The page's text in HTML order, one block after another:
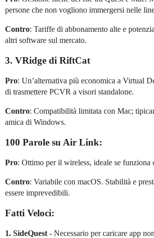
persone che non vogliono immergersi nelle
Contro: Tariffe di abbonamento alte e
altri software sul mercato.
3. VRidge di RiftCat
Pro: Un’alternativa più economica a Virtual
di trasmettere PCVR a visori standalone.
Contro: Compatibilità limitata con Mac;
amica di Windows.
100 Parole su Air Link:
Pro: Ottimo per il wireless, ideale se funziona
Contro: Variabile con macOS. Stabilità e
essere imprevedibili.
Fatti Veloci:
1. SideQuest - Necessario per caricare app